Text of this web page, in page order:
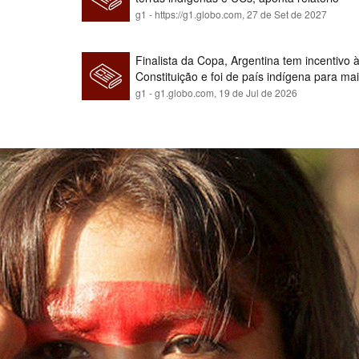
g1 - https://g1.globo.com, 27 de Set de 2027
Finalista da Copa, Argentina tem incentivo
Constituição e foi de país indígena para
g1 - g1.globo.com, 19 de Jul de 2026